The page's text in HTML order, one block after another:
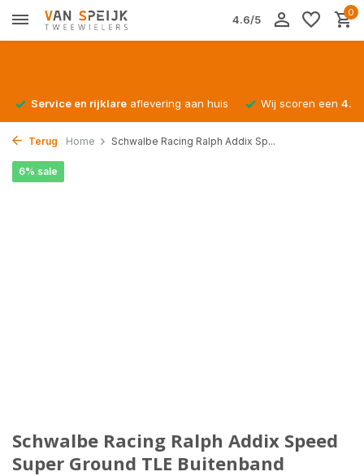
4.6/5
0
Service en rijklare aflevering aan huis Wij scoren een
Terug Home Schwalbe Racing Ralph Addix Sp...
Schwalbe Racing Ralph Addix Speed
Super Ground TLE Buitenband
6% sale